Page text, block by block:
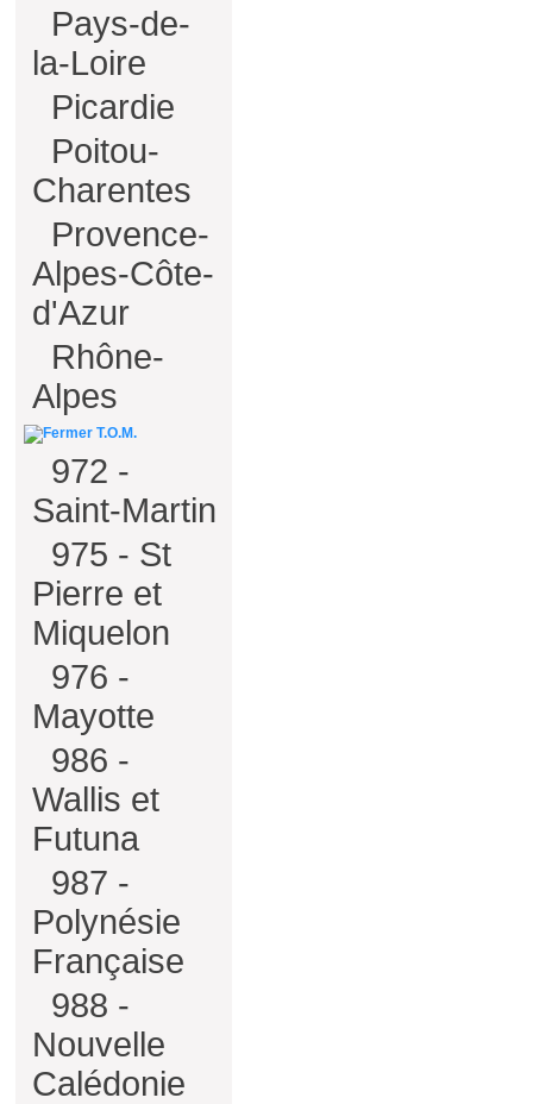
Pays-de-
la-Loire
Picardie
Poitou-
Charentes
Provence-
Alpes-Côte-
d'Azur
Rhône-
Alpes
T.O.M.
972 -
Saint-Martin
975 - St
Pierre et
Miquelon
976 -
Mayotte
986 -
Wallis et
Futuna
987 -
Polynésie
Française
988 -
Nouvelle
Calédonie